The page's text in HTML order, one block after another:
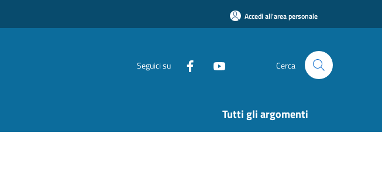
Accedi all'area personale
Seguici su Cerca
Tutti gli argomenti